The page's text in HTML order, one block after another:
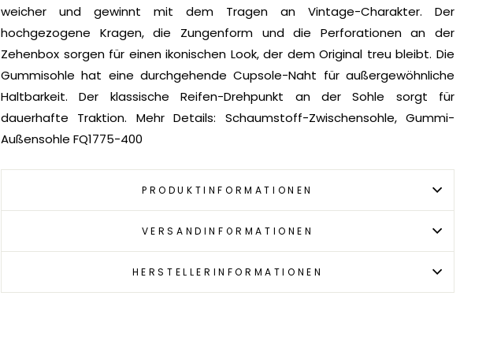
weicher und gewinnt mit dem Tragen an Vintage-Charakter. Der
hochgezogene Kragen, die Zungenform und die Perforationen an der
Zehenbox sorgen für einen ikonischen Look, der dem Original treu bleibt. Die
Gummisohle hat eine durchgehende Cupsole-Naht für außergewöhnliche
Haltbarkeit. Der klassische Reifen-Drehpunkt an der Sohle sorgt für
dauerhafte Traktion. Mehr Details: Schaumstoff-Zwischensohle, Gummi-
Außensohle FQ1775-400
PRODUKTINFORMATIONEN
VERSANDINFORMATIONEN
HERSTELLERINFORMATIONEN